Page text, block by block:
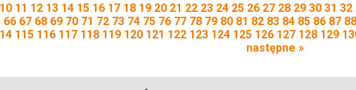
10 11 12 13 14 15 16 17 18 19 20 21 22 23 24 25 26 27 28 29 30 31 32
66 67 68 69 70 71 72 73 74 75 76 77 78 79 80 81 82 83 84 85 86 87 88
115 116 117 118 119 120 121 122 123 124 125 126 127 128 129
następne »